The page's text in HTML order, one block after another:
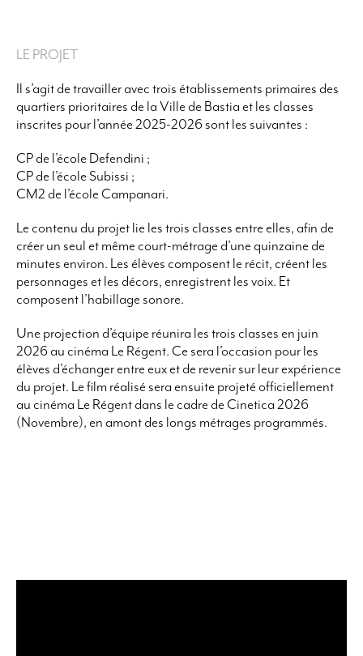
LE PROJET
Il s’agit de travailler avec trois établissements primaires des
quartiers prioritaires de la Ville de Bastia et les classes
inscrites pour l’année 2025-2026 sont les suivantes :
CP de l’école Defendini ;
CP de l’école Subissi ;
CM2 de l’école Campanari.
Le contenu du projet lie les trois classes entre elles, afin de
créer un seul et même court-métrage d’une quinzaine de
minutes environ. Les élèves composent le récit, créent les
personnages et les décors, enregistrent les voix. Et
composent l’habillage sonore.
Une projection d’équipe réunira les trois classes en juin
2026 au cinéma Le Régent. Ce sera l’occasion pour les
élèves d’échanger entre eux et de revenir sur leur expérience
du projet. Le film réalisé sera ensuite projeté officiellement
au cinéma Le Régent dans le cadre de Cinetica 2026
(Novembre), en amont des longs métrages programmés.